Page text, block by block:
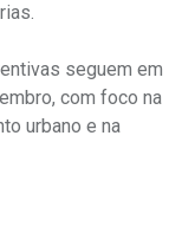
seguem em
com foco na
urbano e na